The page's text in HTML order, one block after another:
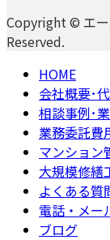
Copyright © エー
Reserved.
HOME
会社概要･
相談事例･
業務委託費
マンション
大規模修繕
よくある質
電話・メー
ブログ